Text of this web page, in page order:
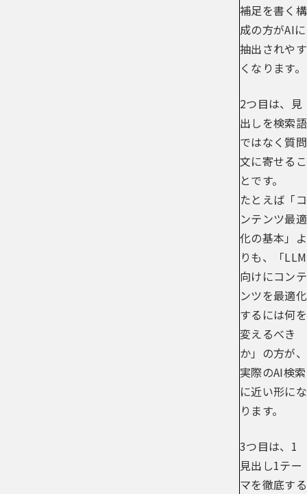
補足を書く構
成の方がAIに
抽出されやす
くなります。
2つ目は、見
出しを検索語
ではなく質問
文に寄せるこ
とです。
たとえば「コ
ンテンツ最適
化の基本」よ
りも、「LLM
向けにコンテ
ンツを最適化
するには何を
変えるべき
か」の方が、
実際のAI検索
に近い形にな
ります。
3つ目は、1
見出し1テー
マを徹底する